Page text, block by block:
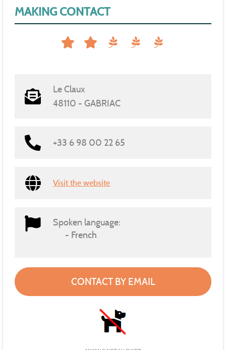
MAKING CONTACT
Le Claux
48110 - GABRIAC
+33 6 98 00 22 65
Visit the website
Spoken language:
French
CONTACT BY EMAIL